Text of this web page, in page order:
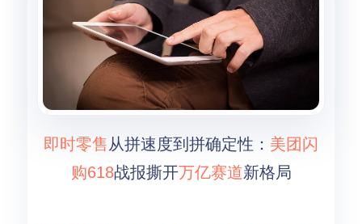
即时零售从拼速度到拼确定性： 美团闪
购618战报撕开万亿赛道新格局